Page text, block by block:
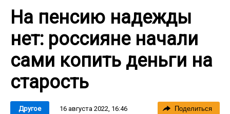
На пенсию надежды
нет: россияне начали
сами копить деньги на
старость
Другое 16 августа 2022, 16:46 Поделиться